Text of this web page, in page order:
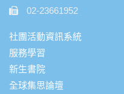
02-23661952
社團活動資訊系統
服務學習
新生書院
全球集思論壇